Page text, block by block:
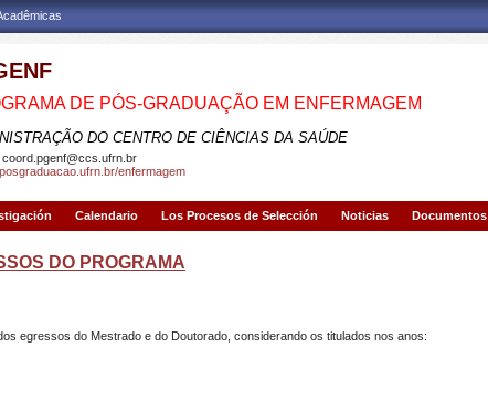
DE PÓS-GRADUAÇÃO EM ENFERMAGEM
DO CENTRO DE CIÊNCIAS DA SAÚDE
coord.pgenf@ccs.ufrn.br
enfermagem
Calendario Los Procesos de Selección Noticias Documentos
DO PROGRAMA
egressos do Mestrado e do Doutorado, considerando os titulados nos anos: